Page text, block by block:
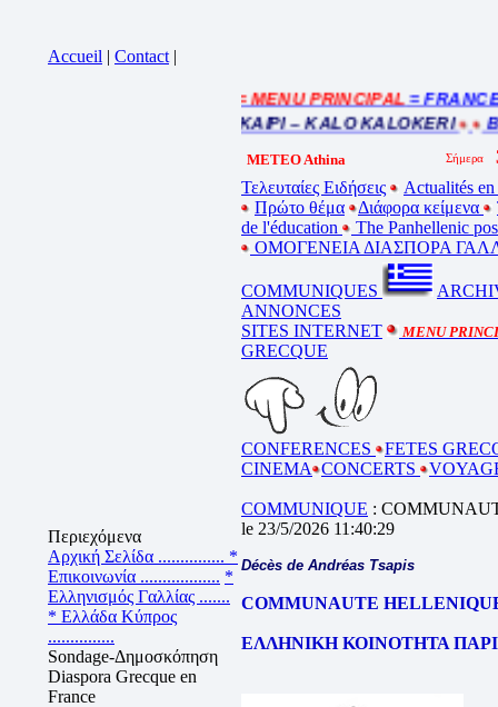
Accueil | Contact |
Περιεχόμενα
Αρχική Σελίδα ............... *
Επικοινωνία .................. *
Ελληνισμός Γαλλίας .......
* Ελλάδα Κύπρος
...............
Sondage-Δημοσκόπηση
Diaspora Grecque en
France
= MENU PRINCIPAL= FRANCE
BEL ETE – ΚΑΛΟ ΚΑΛΟΚΑΙΡΙ – KALO KALOKERI
METEO Athina
Τελευταίες Ειδήσεις
Actualités
Πρώτο θέμα
Διάφορα κείμενα
de l'éducation
The Panhellenic
ΟΜΟΓΕΝΕΙΑ ΔΙΑΣΠΟΡΑ
COMMUNIQUES
ANNONCES
SITES INTERNET
MENU
GRECQUE
CONFERENCES
FETES
CINEMA CONCERTS
COMMUNIQUE :
le 23/5/2026 11:40:29
Décès de Andréas Tsapis
COMMUNAUTE
ΕΛΛΗΝΙΚΗ ΚΟΙΝΟΤΗΤΑ